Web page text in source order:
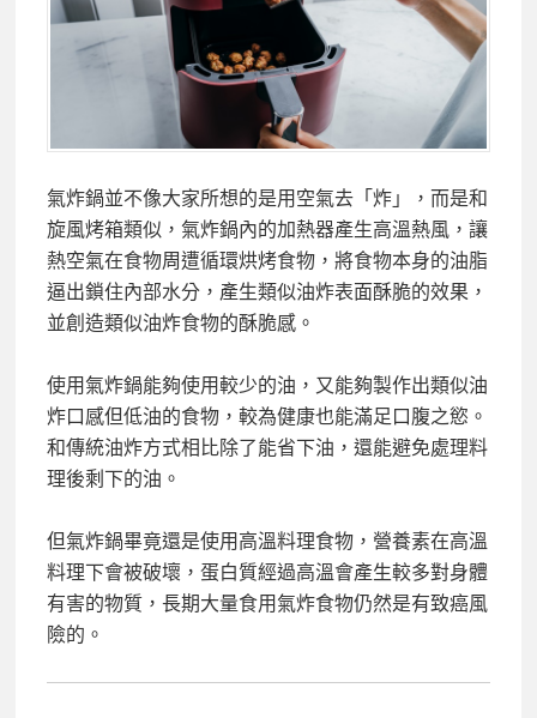
氣炸鍋並不像大家所想的是用空氣去「炸」，而是和
旋風烤箱類似，氣炸鍋內的加熱器產生高溫熱風，讓
熱空氣在食物周遭循環烘烤食物，將食物本身的油脂
逼出鎖住內部水分，產生類似油炸表面酥脆的效果，
並創造類似油炸食物的酥脆感。
使用氣炸鍋能夠使用較少的油，又能夠製作出類似油
炸口感但低油的食物，較為健康也能滿足口腹之慾。
和傳統油炸方式相比除了能省下油，還能避免處理料
理後剩下的油。
但氣炸鍋畢竟還是使用高溫料理食物，營養素在高溫
料理下會被破壞，蛋白質經過高溫會產生較多對身體
有害的物質，長期大量食用氣炸食物仍然是有致癌風
險的。